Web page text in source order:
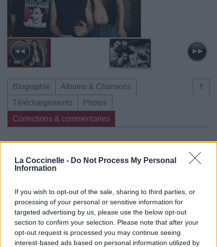
La Coccinelle - Do Not Process My Personal
Information
If you wish to opt-out of the sale, sharing to third parties, or
processing of your personal or sensitive information for
targeted advertising by us, please use the below opt-out
section to confirm your selection. Please note that after your
opt-out request is processed you may continue seeing
interest-based ads based on personal information utilized by
⇑
Biographie
Albums & Chansons
Téléchargements
Photos
Corrections & commentaires